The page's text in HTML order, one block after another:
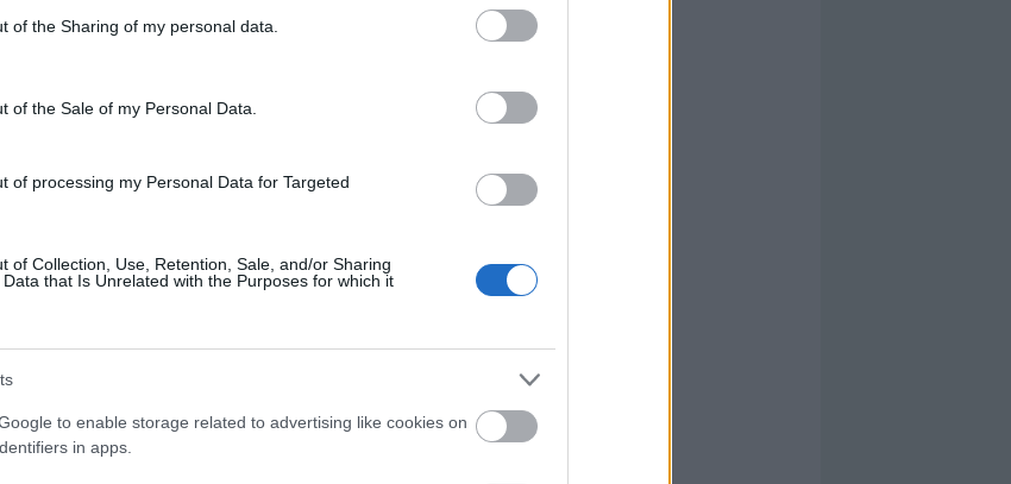
of the Sharing of my personal data.
of the Sale of my Personal Data.
of processing my Personal Data for Targeted
of Collection, Use, Retention, Sale, and/or Sharing
that Is Unrelated with the Purposes for which it
to enable storage related to advertising like cookies on
in apps.
fichajes: Bryan Gil, ¿rumbo al Tottenham?
Bryan Gil a los Spurs. Varane tiene pie y medio fuera
Comunio: Luis Suárez, K.O. tres semanas
se ha lesionado en el entrenamiento del miércoles y
lesiones en LaLiga Santander.